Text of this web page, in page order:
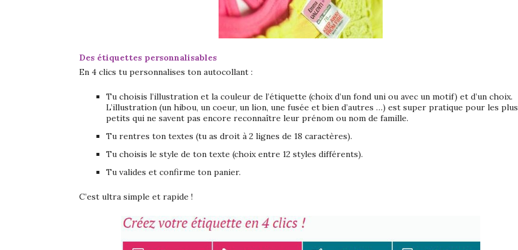
Des étiquettes personnalisables
En 4 clics tu personnalises ton autocollant :
Tu choisis l’illustration et la couleur de l’étiquette (choix d’un fond uni ou avec un motif) et d’un choix.
L’illustration (un hibou, un coeur, un lion, une fusée et bien d’autres …) est super pratique pour les plus
petits qui ne savent pas encore reconnaître leur prénom ou nom de famille.
Tu rentres ton textes (tu as droit à 2 lignes de 18 caractères).
Tu choisis le style de ton texte (choix entre 12 styles différents).
Tu valides et confirme ton panier.
C’est ultra simple et rapide !